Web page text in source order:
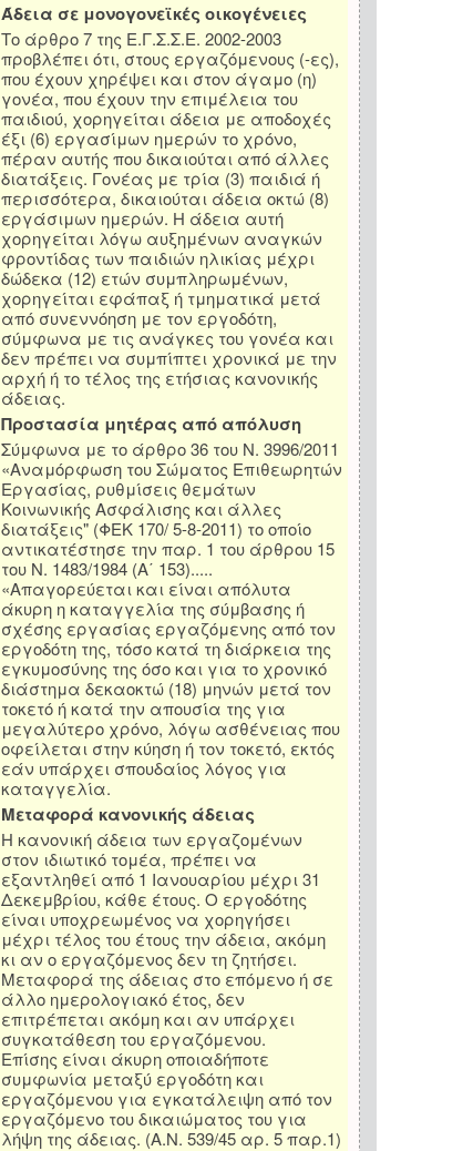
Άδεια σε μονογονεϊκές οικογένειες
Το άρθρο 7 της Ε.Γ.Σ.Σ.Ε. 2002-2003
προβλέπει ότι, στους εργαζόμενους (-ες),
που έχουν χηρέψει και στον άγαμο (η)
γονέα, που έχουν την επιμέλεια του
παιδιού, χορηγείται άδεια με αποδοχές
έξι (6) εργασίμων ημερών το χρόνο,
πέραν αυτής που δικαιούται από άλλες
διατάξεις. Γονέας με τρία (3) παιδιά ή
περισσότερα, δικαιούται άδεια οκτώ (8)
εργάσιμων ημερών. Η άδεια αυτή
χορηγείται λόγω αυξημένων αναγκών
φροντίδας των παιδιών ηλικίας μέχρι
δώδεκα (12) ετών συμπληρωμένων,
χορηγείται εφάπαξ ή τμηματικά μετά
από συνεννόηση με τον εργοδότη,
σύμφωνα με τις ανάγκες του γονέα και
δεν πρέπει να συμπίπτει χρονικά με την
αρχή ή το τέλος της ετήσιας κανονικής
άδειας.
Προστασία μητέρας από απόλυση
Σύμφωνα με το άρθρο 36 του Ν. 3996/2011
«Αναμόρφωση του Σώματος Επιθεωρητών
Εργασίας, ρυθμίσεις θεμάτων
Κοινωνικής Ασφάλισης και άλλες
διατάξεις" (ΦΕΚ 170/ 5-8-2011) το οποίο
αντικατέστησε την παρ. 1 του άρθρου 15
του Ν. 1483/1984 (Α΄ 153).....
«Απαγορεύεται και είναι απόλυτα
άκυρη η καταγγελία της σύμβασης ή
σχέσης εργασίας εργαζόμενης από τον
εργοδότη της, τόσο κατά τη διάρκεια της
εγκυμοσύνης της όσο και για το χρονικό
διάστημα δεκαοκτώ (18) μηνών μετά τον
τοκετό ή κατά την απουσία της για
μεγαλύτερο χρόνο, λόγω ασθένειας που
οφείλεται στην κύηση ή τον τοκετό, εκτός
εάν υπάρχει σπουδαίος λόγος για
καταγγελία.
Μεταφορά κανονικής άδειας
Η κανονική άδεια των εργαζομένων
στον ιδιωτικό τομέα, πρέπει να
εξαντληθεί από 1 Ιανουαρίου μέχρι 31
Δεκεμβρίου, κάθε έτους. Ο εργοδότης
είναι υποχρεωμένος να χορηγήσει
μέχρι τέλος του έτους την άδεια, ακόμη
κι αν ο εργαζόμενος δεν τη ζητήσει.
Μεταφορά της άδειας στο επόμενο ή σε
άλλο ημερολογιακό έτος, δεν
επιτρέπεται ακόμη και αν υπάρχει
συγκατάθεση του εργαζόμενου.
Επίσης είναι άκυρη οποιαδήποτε
συμφωνία μεταξύ εργοδότη και
εργαζόμενου για εγκατάλειψη από τον
εργαζόμενο του δικαιώματος του για
λήψη της άδειας. (Α.Ν. 539/45 αρ. 5 παρ.1)